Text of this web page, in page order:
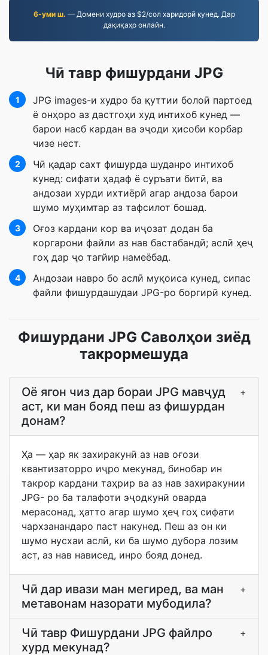
6-уми ш. — Домени худро аз $2/сол харидорӣ кунед. Дар
дақиқаҳо онлайн.
Чӣ тавр фишурдани JPG
1
JPG images-и худро ба қуттии болоӣ партоед
ё онҳоро аз дастгоҳи худ интихоб кунед —
барои насб кардан ва эҷоди ҳисоби корбар
чизе нест.
2
Чӣ қадар сахт фишурда шуданро интихоб
кунед: сифати ҳадаф ё суръати битӣ, ва
андозаи хурди ихтиёрӣ агар андоза барои
шумо муҳимтар аз тафсилот бошад.
3
Оғоз кардани кор ва иҷозат додан ба
коргарони файли аз нав бастабандӣ; аслӣ ҳеҷ
гоҳ дар ҷо тағйир намеёбад.
4
Андозаи навро бо аслӣ муқоиса кунед, сипас
файли фишурдашудаи JPG-ро боргирӣ кунед.
Фишурдани JPG Саволҳои зиёд
такрормешуда
Оё ягон чиз дар бораи JPG мавҷуд
аст, ки ман бояд пеш аз фишурдан
донам?
+
Ҳа — ҳар як захиракунӣ аз нав оғози
квантизаторро иҷро мекунад, бинобар ин
такрор кардани таҳрир ва аз нав захиракунии
JPG- ро ба талафоти эҷодкунӣ оварда
мерасонад, ҳатто агар шумо ҳеҷ гоҳ сифати
чархзанандаро паст накунед. Пеш аз он ки
шумо нусхаи аслӣ, ки ба шумо дубора лозим
аст, аз нав нависед, инро бояд донед.
Чӣ дар ивази ман мегиред, ва ман
метавонам назорати мубодила?
+
Чӣ тавр Фишурдани JPG файлро
хурд мекунад?
+